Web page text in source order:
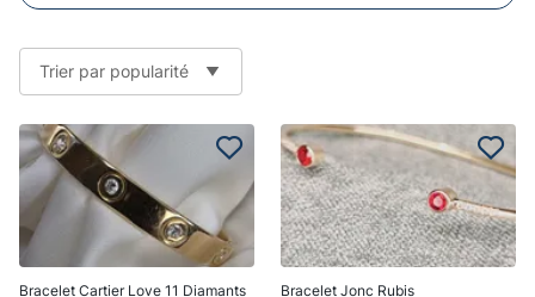
Trier par popularité
Bracelet Cartier Love 11 Diamants Bracelet Jonc Rubis